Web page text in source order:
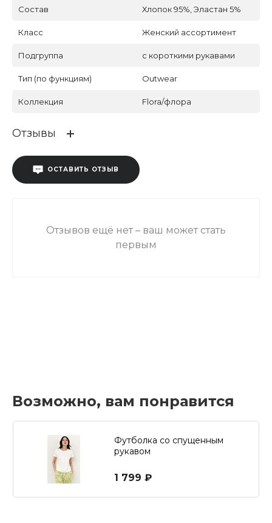
Состав Хлопок 95%, Эластан 5%
Класс Женский ассортимент
Подгруппа с короткими рукавами
Тип (по функциям) Outwear
Коллекция Flora/флора
Отзывы
ОСТАВИТЬ ОТЗЫВ
Отзывов ещё нет – ваш может стать
первым
Возможно, вам понравится
Футболка со спущенным
рукавом
1 799 ₽